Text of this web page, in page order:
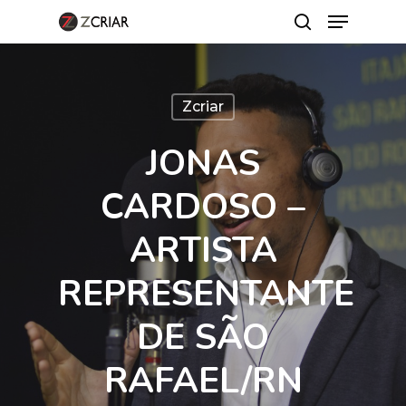
Hit enter to search or ESC to close
Zcriar
JONAS
CARDOSO –
ARTISTA
REPRESENTANTE
DE SÃO
RAFAEL/RN